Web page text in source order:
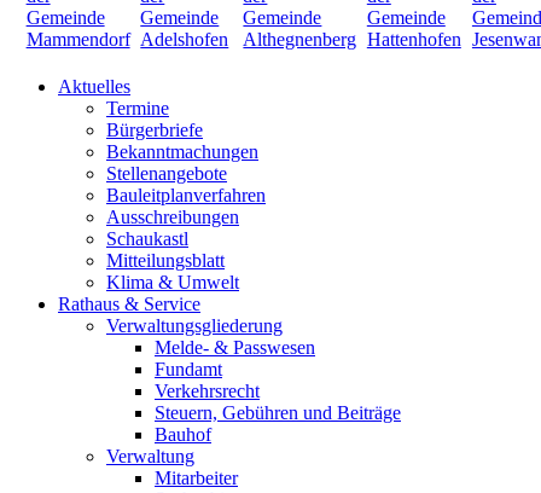
Aktuelles
Termine
Bürgerbriefe
Bekanntmachungen
Stellenangebote
Bauleitplanverfahren
Ausschreibungen
Schaukastl
Mitteilungsblatt
Klima & Umwelt
Rathaus & Service
Verwaltungsgliederung
Melde- & Passwesen
Fundamt
Verkehrsrecht
Steuern, Gebühren und Beiträge
Bauhof
Verwaltung
Mitarbeiter